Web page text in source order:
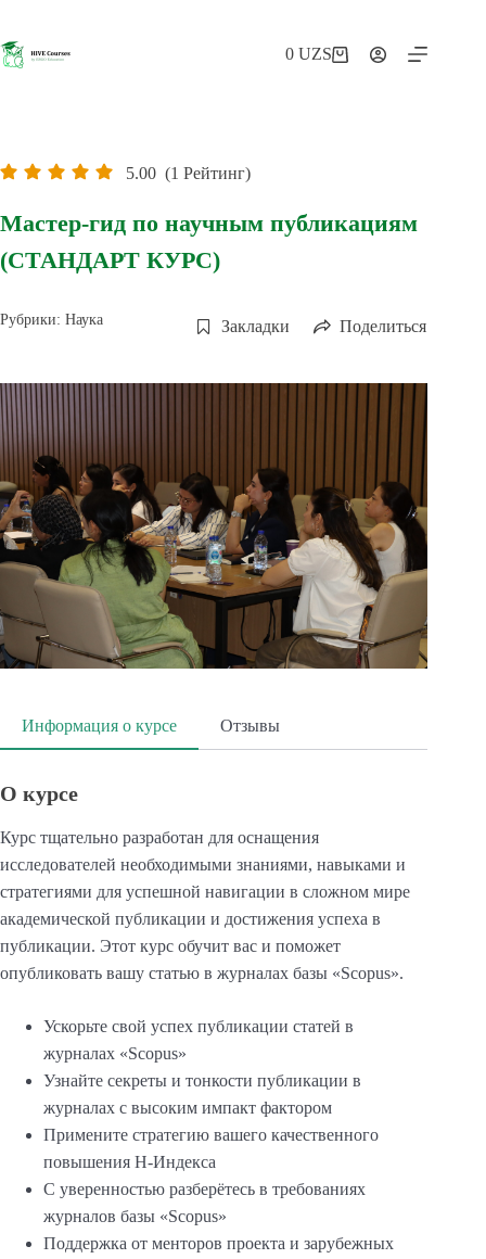
сути
Корзина
0UZS
5.00 (1 Рейтинг)
Мастер-гид по научным публикациям
(СТАНДАРТ КУРС)
Рубрики: Наука Закладки Поделиться
Информация о курсе Отзывы
О курсе
Курс тщательно разработан для оснащения
исследователей необходимыми знаниями, навыками и
стратегиями для успешной навигации в сложном мире
академической публикации и достижения успеха в
публикации. Этот курс обучит вас и поможет
опубликовать вашу статью в журналах базы «Scopus».
Ускорьте свой успех публикации статей в
журналах «Scopus»
Узнайте секреты и тонкости публикации в
журналах с высоким импакт фактором
Примените стратегию вашего качественного
повышения Н-Индекса
С уверенностью разберётесь в требованиях
журналов базы «Scopus»
Поддержка от менторов проекта и зарубежных